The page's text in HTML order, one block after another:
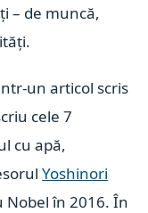
– de muncă,
un articol scris
cele 7
cu apă,
Yoshinori
Nobel în 2016. În